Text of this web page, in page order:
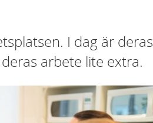
I dag är deras
arbete lite extra.